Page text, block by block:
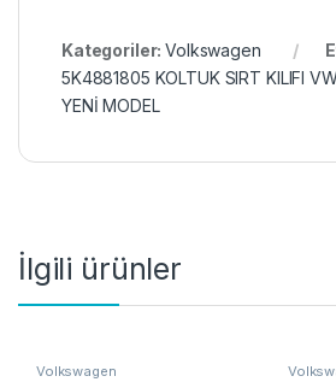
Kategoriler:Volkswagen
5K4881805 KOLTUK SIRT KILIFI
YENİ MODEL
İlgili ürünler
Volkswagen